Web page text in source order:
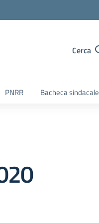
Cerca
PNRR Bacheca sindacale